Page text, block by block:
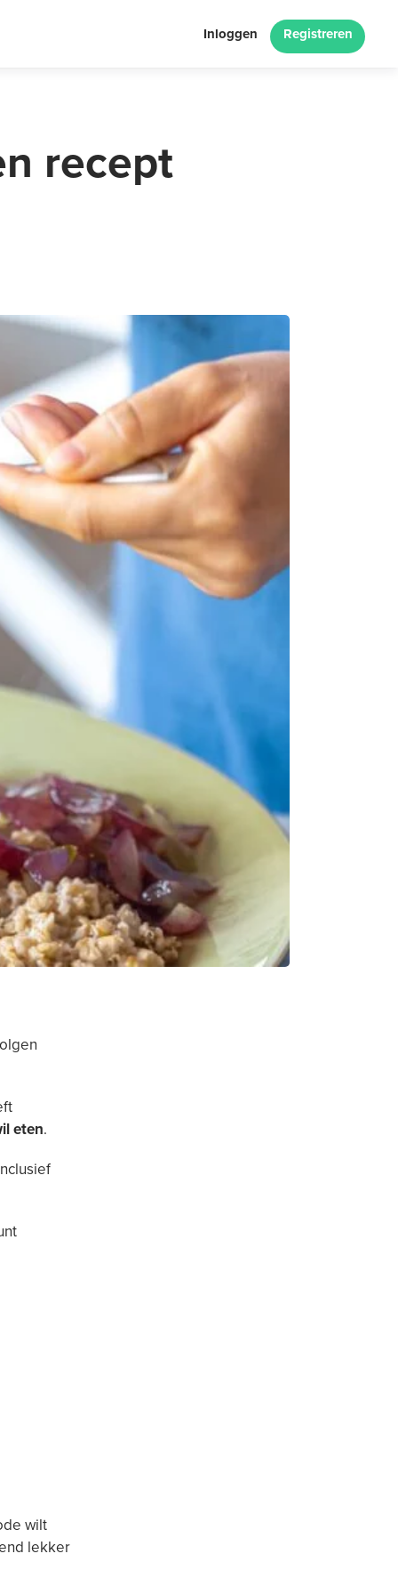
Inloggen Registreren
recept
eten.
wilt
lekker